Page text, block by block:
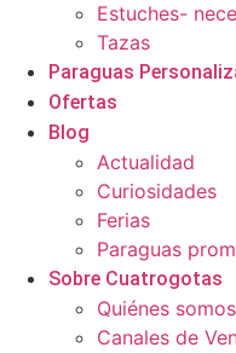
Estuches-
Tazas
Paraguas
Ofertas
Blog
Actualidad
Curiosidades
Ferias
Paraguas
Sobre Cuatrogotas
Quiénes somos
Canales de